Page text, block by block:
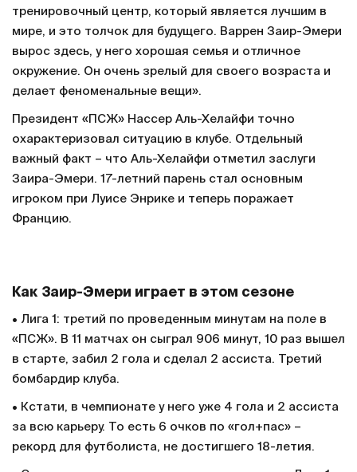
тренировочный центр, который является лучшим в
мире, и это толчок для будущего. Варрен Заир-Эмери
вырос здесь, у него хорошая семья и отличное
окружение. Он очень зрелый для своего возраста и
делает феноменальные вещи».
Президент «ПСЖ» Нассер Аль-Хелайфи точно
охарактеризовал ситуацию в клубе. Отдельный
важный факт – что Аль-Хелайфи отметил заслуги
Заира-Эмери. 17-летний парень стал основным
игроком при Луисе Энрике и теперь поражает
Францию.
Как Заир-Эмери играет в этом сезоне
• Лига 1: третий по проведенным минутам на поле в
«ПСЖ». В 11 матчах он сыграл 906 минут, 10 раз вышел
в старте, забил 2 гола и сделал 2 ассиста. Третий
бомбардир клуба.
• Кстати, в чемпионате у него уже 4 гола и 2 ассиста
за всю карьеру. То есть 6 очков по «гол+пас» –
рекорд для футболиста, не достигшего 18-летия.